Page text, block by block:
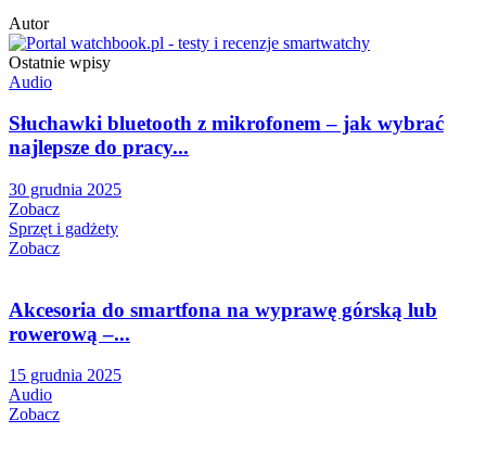
Autor
Ostatnie wpisy
Audio
Słuchawki bluetooth z mikrofonem – jak wybrać
najlepsze do pracy...
30 grudnia 2025
Zobacz
Sprzęt i gadżety
Zobacz
Akcesoria do smartfona na wyprawę górską lub
rowerową –...
15 grudnia 2025
Audio
Zobacz